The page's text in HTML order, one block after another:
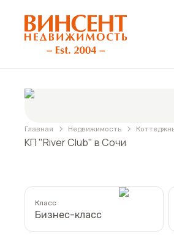
АН «Винсент Недвижимость»
Главная Недвижимость
КП "River Club" в Сочи
Класс
Бизнес-класс